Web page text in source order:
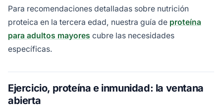
Para recomendaciones detalladas sobre nutrición
proteica en la tercera edad, nuestra guía de proteína
para adultos mayores cubre las necesidades
específicas.
Ejercicio, proteína e inmunidad: la ventana
abierta